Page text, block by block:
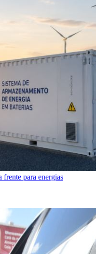
frente para energias